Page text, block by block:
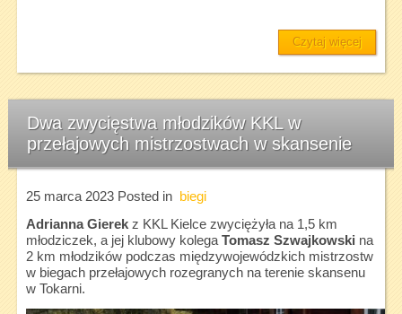
Czytaj więcej
Dwa zwycięstwa młodzików KKL w
przełajowych mistrzostwach w skansenie
25 marca 2023Posted in
biegi
Adrianna Gierekz KKL Kielce zwyciężyła na 1,5 km
młodziczek, a jej klubowy kolega Tomasz Szwajkowski na
2 km młodzików podczas międzywojewódzkich mistrzostw
w biegach przełajowych rozegranych na terenie skansenu
w Tokarni.